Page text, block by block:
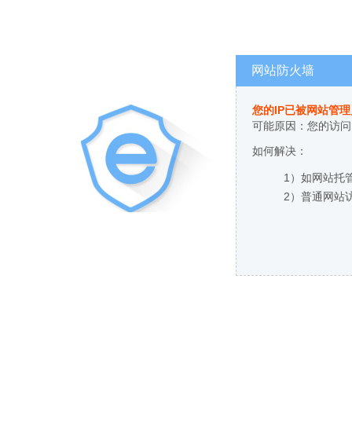
网站防火墙
您的IP已被网站管
可能原因：您的访
如何解决：
1）如网站托
2）普通网站